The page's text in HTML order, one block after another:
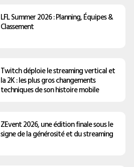
LFL Summer 2026 : Planning, Équipes &
Classement
Twitch déploie le streaming vertical et
la 2K : les plus gros changements
techniques de son histoire mobile
ZEvent 2026, une édition finale sous le
signe de la générosité et du streaming